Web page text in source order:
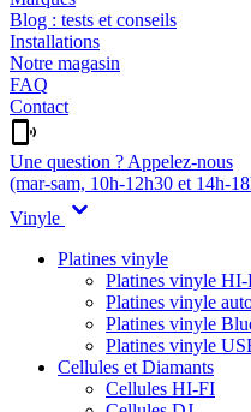
Blog : tests et conseils
Installations
Notre magasin
FAQ
Contact
Une question ? Appelez-nous
(mar-sam, 10h-12h30 et 14h-
Vinyle
Platines vinyle
Platines vinyle
Platines vinyle
Platines vinyle
Platines vinyle
Cellules et Diamants
Cellules HI-FI